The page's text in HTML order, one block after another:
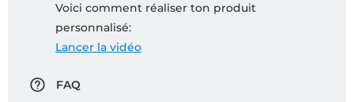
Voici comment réaliser ton produit
personnalisé:
Lancer la vidéo
FAQ